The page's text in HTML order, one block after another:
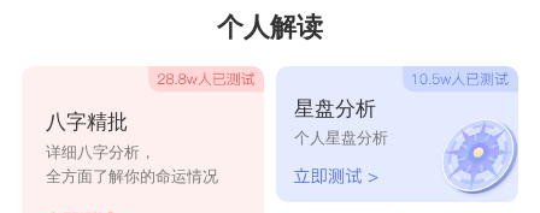
个人解读
八字精批
详细八字分析，
全方面了解你的命运情况
星盘分析
个人星盘分析